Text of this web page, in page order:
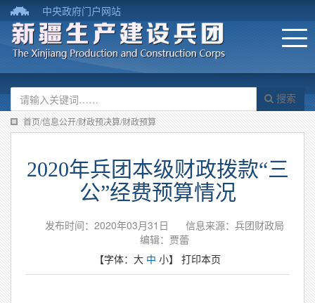
中央政府门户网站
搜索
首页/信息公开/财政预决算/财政预算
2020年兵团本级财政拨款“三
公”经费预算情况
发布时间：2020年03月31日
信息来源：兵团财政局
编辑：贾蕾
【字体： 大 中 小】 打印本页